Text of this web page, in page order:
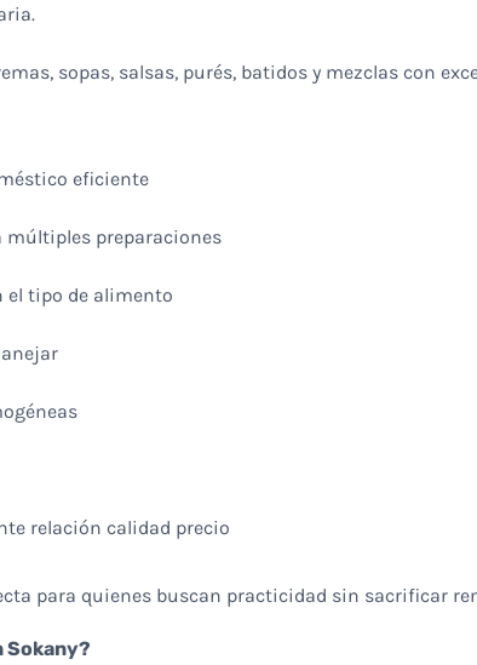
sopas, salsas, purés, batidos y mezclas con
eficiente
múltiples preparaciones
el tipo de alimento
relación calidad precio
para quienes buscan practicidad sin sacrificar
Sokany?